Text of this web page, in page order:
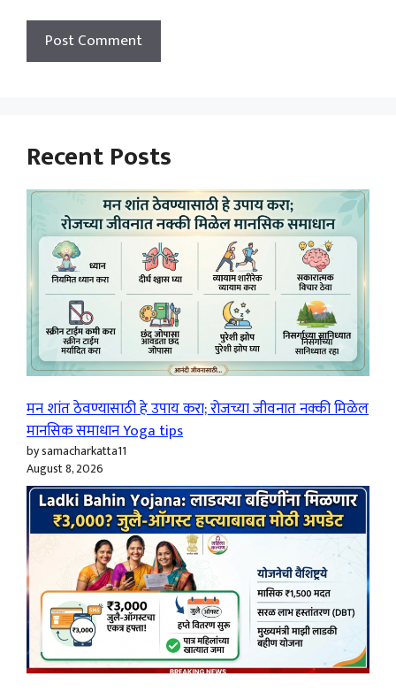
Recent Posts
मन शांत ठेवण्यासाठी हे उपाय करा; रोजच्या जीवनात नक्की मिळेल
मानसिक समाधान Yoga tips
by samacharkatta11
August 8, 2026